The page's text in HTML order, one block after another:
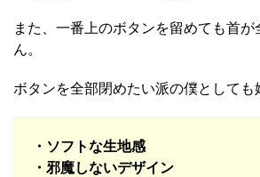
また、一番上のボタンを留めても首
ん。
ボタンを全部閉めたい派の僕としても
・ソフトな生地感
・邪魔しないデザイン